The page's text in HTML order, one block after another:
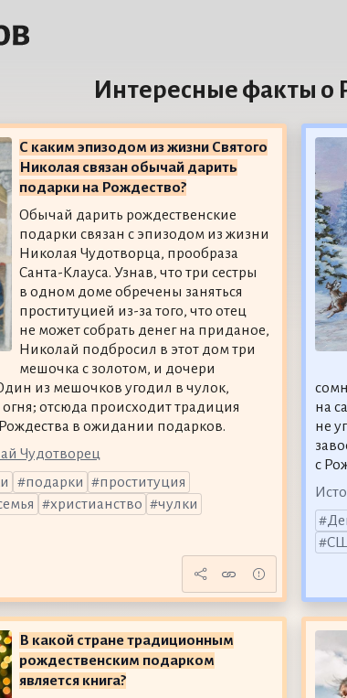
Интересные факты о
С каким эпизодом из жизни Святого
Николая связан обычай дарить
подарки на Рождество?
Обычай дарить рождественские
подарки связан с эпизодом из жизни
Николая Чудотворца, прообраза
Санта-Клауса. Узнав, что три сестры
в одном доме обречены заняться
проституцией из-за того, что отец
не может собрать денег на приданое,
Николай подбросил в этот дом три
мешочка с золотом, и дочери
из мешочков угодил в чулок,
отсюда происходит традиция
в ожидании подарков.
Чудотворец
подарки
проституция
христианство чулки
на
не
с
В какой стране традиционным
рождественским подарком
является книга?